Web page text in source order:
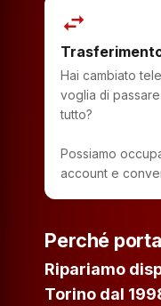
swap_horiz
Hai cambiato
voglia di
tutto?
Possiamo
account e
Perché
Ripariamo
Torino dal